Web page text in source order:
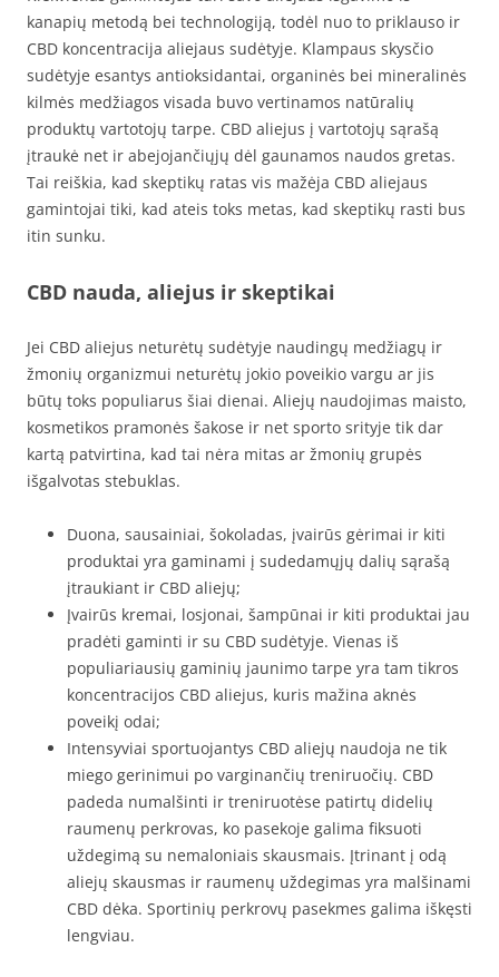
kanapių metodą bei technologiją, todėl nuo to priklauso ir
CBD koncentracija aliejaus sudėtyje. Klampaus skysčio
sudėtyje esantys antioksidantai, organinės bei mineralinės
kilmės medžiagos visada buvo vertinamos natūralių
produktų vartotojų tarpe. CBD aliejus į vartotojų sąrašą
įtraukė net ir abejojančiųjų dėl gaunamos naudos gretas.
Tai reiškia, kad skeptikų ratas vis mažėja CBD aliejaus
gamintojai tiki, kad ateis toks metas, kad skeptikų rasti bus
itin sunku.
CBD nauda, aliejus ir skeptikai
Jei CBD aliejus neturėtų sudėtyje naudingų medžiagų ir
žmonių organizmui neturėtų jokio poveikio vargu ar jis
būtų toks populiarus šiai dienai. Aliejų naudojimas maisto,
kosmetikos pramonės šakose ir net sporto srityje tik dar
kartą patvirtina, kad tai nėra mitas ar žmonių grupės
išgalvotas stebuklas.
Duona, sausainiai, šokoladas, įvairūs gėrimai ir kiti
produktai yra gaminami į sudedamųjų dalių sąrašą
įtraukiant ir CBD aliejų;
Įvairūs kremai, losjonai, šampūnai ir kiti produktai jau
pradėti gaminti ir su CBD sudėtyje. Vienas iš
populiariausių gaminių jaunimo tarpe yra tam tikros
koncentracijos CBD aliejus, kuris mažina aknės
poveikį odai;
Intensyviai sportuojantys CBD aliejų naudoja ne tik
miego gerinimui po varginančių treniruočių. CBD
padeda numalšinti ir treniruotėse patirtų didelių
raumenų perkrovas, ko pasekoje galima fiksuoti
uždegimą su nemaloniais skausmais. Įtrinant į odą
aliejų skausmas ir raumenų uždegimas yra malšinami
CBD dėka. Sportinių perkrovų pasekmes galima iškęsti
lengviau.